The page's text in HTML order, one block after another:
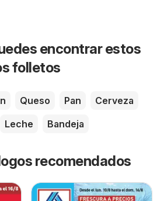
encontrar estos
folletos
Queso Pan
Cerveza
Leche Bandeja
recomendados